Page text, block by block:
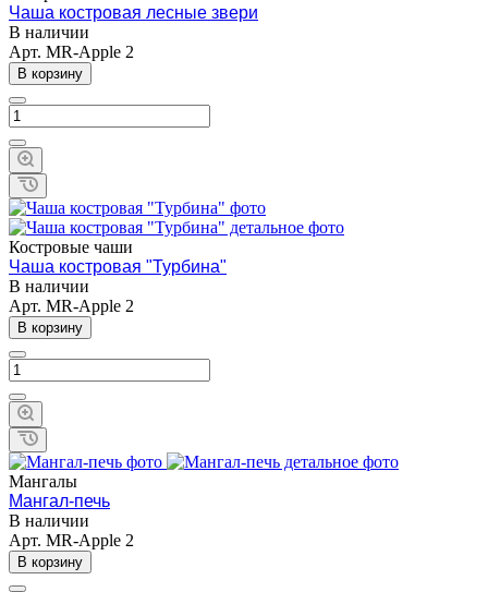
Чаша костровая лесные звери
В наличии
Арт. MR-Apple 2
В корзину
Костровые чаши
Чаша костровая "Турбина"
В наличии
Арт. MR-Apple 2
В корзину
Мангалы
Мангал-печь
В наличии
Арт. MR-Apple 2
В корзину